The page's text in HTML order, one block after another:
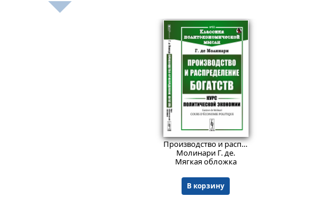
949₽
Производство и распределение богатств: Курс политической экономии. Пер. с фр.
Молинари Г. де.
Мягкая обложка
В корзину